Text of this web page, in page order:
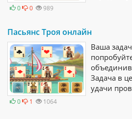
0 0 989
Пасьянс Троя онлайн
0 1 1064
Ваша
Задача в
удачи